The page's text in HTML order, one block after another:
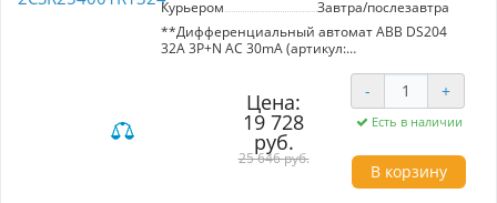
Курьером
Завтра/послезавтра
**Дифференциальный автомат ABB DS204
32A 3P+N AC 30mA (артикул:
Надежное решение для защиты
электрических цепей от короткого замыкания,
перегрева и токов утечки. Дифференциальный
автомат с номинальным током 32A и
максимальным отключающим током 6kA.
Оснащен высококачественными медными
Цена:
19 728
руб.
25 646 руб.
- +
Есть в наличии
В корзину